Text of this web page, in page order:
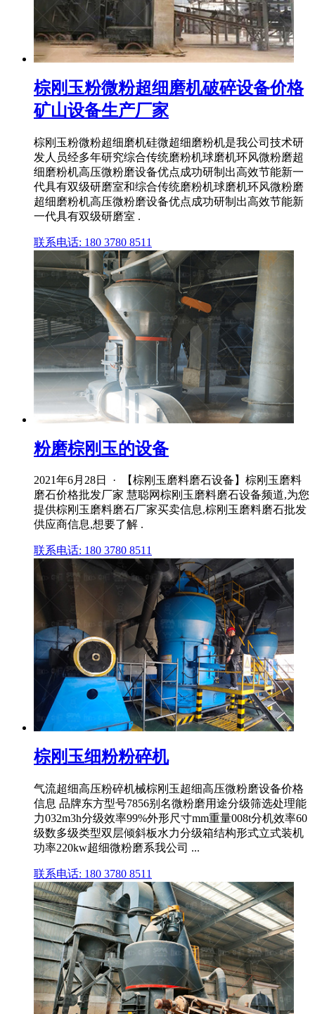
棕刚玉粉微粉超细磨机破碎设备价格
矿山设备生产厂家
棕刚玉粉微粉超细磨机硅微超细磨粉机是我公司技术研
发人员经多年研究综合传统磨粉机球磨机环风微粉磨超
细磨粉机高压微粉磨设备优点成功研制出高效节能新一
代具有双级研磨室和综合传统磨粉机球磨机环风微粉磨
超细磨粉机高压微粉磨设备优点成功研制出高效节能新
一代具有双级研磨室 .
联系电话: 180 3780 8511
粉磨棕刚玉的设备
2021年6月28日 · 【棕刚玉磨料磨石设备】棕刚玉磨料
磨石价格批发厂家 慧聪网棕刚玉磨料磨石设备频道,为您
提供棕刚玉磨料磨石厂家买卖信息,棕刚玉磨料磨石批发
供应商信息,想要了解 .
联系电话: 180 3780 8511
棕刚玉细粉粉碎机
气流超细高压粉碎机械棕刚玉超细高压微粉磨设备价格
信息 品牌东方型号7856别名微粉磨用途分级筛选处理能
力032m3h分级效率99%外形尺寸mm重量008t分机效率60
级数多级类型双层倾斜板水力分级箱结构形式立式装机
功率220kw超细微粉磨系我公司 ...
联系电话: 180 3780 8511